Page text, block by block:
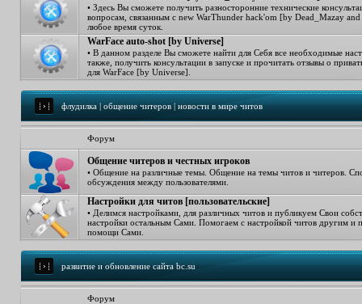
• Здесь Вы сможете получить разносторонние технические
вопросам, связанным с new WarThunder hack'om [by Dead_Mazay
любое время суток.
WarFace auto-shot [by Universe]
• В данном разделе Вы сможете найти для Себя все необходимые
также, получить консультации в запуске и прочитать отзывы о
для WarFace [by Universe].
флудилка | общение читеров | новости в мире читов
Форум
Общение читеров и честных игроков
• Общение на различные темы. Общение на темы читов и читеров.
обсуждения между пользователями.
Настройки для читов [пользовательские]
• Делимся настройками, для различных читов и публикуем Свои
настройки остальным Сами. Помогаем с настройкой читов другим и
помощи Сами.
развитие и обновление сайта bc.su
Форум